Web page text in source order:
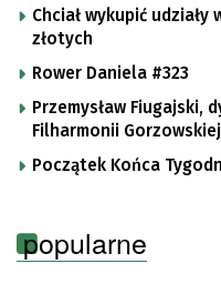
Chciał wykupić
złotych
Rower Daniela #323
Przemysław
Filharmonii Gorzowskiej
Początek Końca
popularne